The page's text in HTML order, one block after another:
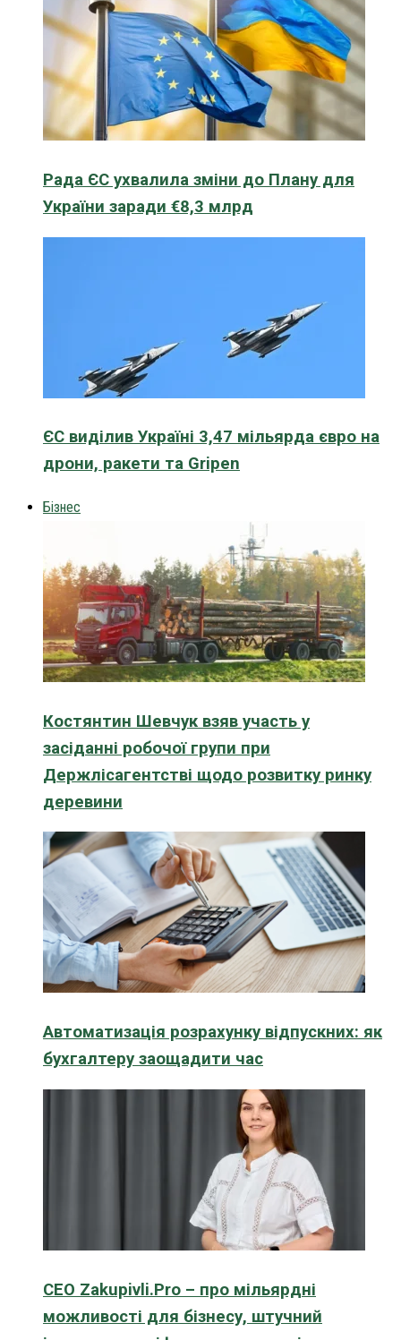
Рада ЄС ухвалила зміни до Плану для
України заради €8,3 млрд
ЄС виділив Україні 3,47 мільярда євро на
дрони, ракети та Gripen
Бізнес
Костянтин Шевчук взяв участь у
засіданні робочої групи при
Держлісагентстві щодо розвитку ринку
деревини
Автоматизація розрахунку відпускних: як
бухгалтеру заощадити час
CEO Zakupivli.Pro – про мільярдні
можливості для бізнесу, штучний